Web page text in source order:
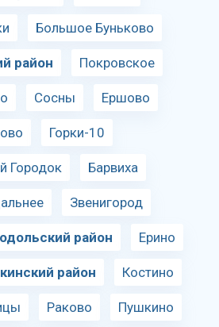
Большое Буньково
район Покровское
Сосны Ершово
Горки-10
Городок Барвиха
Звенигород
район Ерино
район Костино
Раково Пушкино